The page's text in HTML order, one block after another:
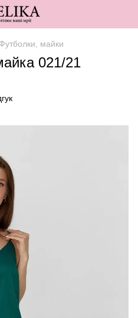
Футболки, майки
021/21